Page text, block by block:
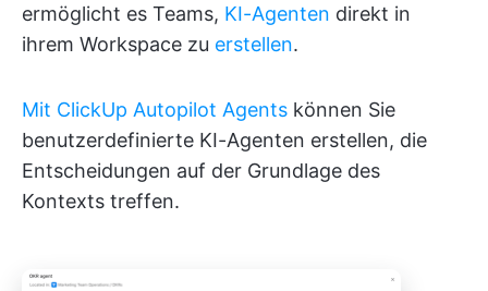
ermöglicht es Teams, KI-Agenten direkt in
ihrem Workspace zu erstellen.
Mit ClickUp Autopilot Agents können Sie
benutzerdefinierte KI-Agenten erstellen, die
Entscheidungen auf der Grundlage des
Kontexts treffen.